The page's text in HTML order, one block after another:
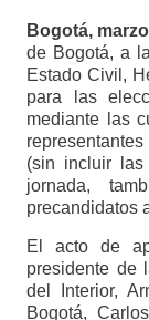
Bogotá, marzo
de Bogotá, a
Estado Civil,
para las
mediante las
(sin incluir
jornada,
precandidatos
El acto de
presidente de
del Interior,
Bogotá,